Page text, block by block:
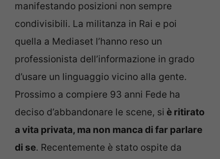
manifestando posizioni non sempre
condivisibili. La militanza in Rai e poi
quella a Mediaset l’hanno reso un
professionista dell’informazione in grado
d’usare un linguaggio vicino alla gente.
Prossimo a compiere 93 anni Fede ha
deciso d’abbandonare le scene, si è ritirato
a vita privata, ma non manca di far parlare
di se. Recentemente è stato ospite da